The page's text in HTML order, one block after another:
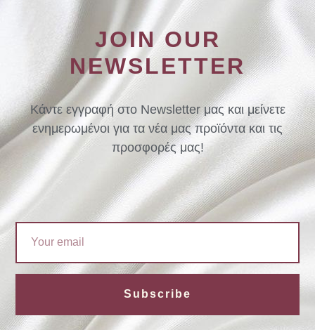
JOIN OUR
NEWSLETTER
Κάντε εγγραφή στο Newsletter μας και μείνετε
ενημερωμένοι για τα νέα μας προϊόντα και τις
προσφορές μας!
Subscribe